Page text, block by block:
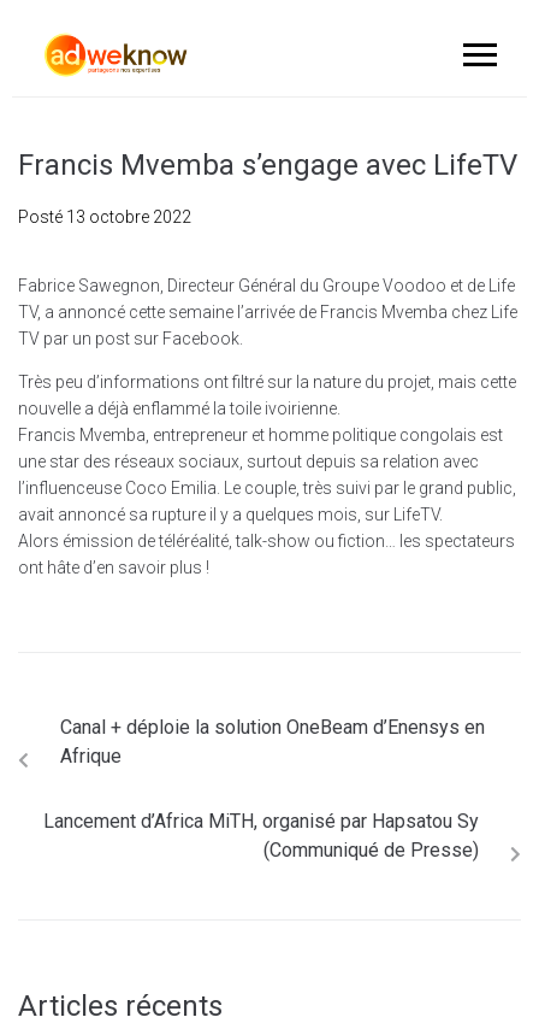
Francis Mvemba s’engage avec LifeTV
Posté 13 octobre 2022
Fabrice Sawegnon, Directeur Général du Groupe Voodoo et de Life
TV, a annoncé cette semaine l’arrivée de Francis Mvemba chez Life
TV par un post sur Facebook.
Très peu d’informations ont filtré sur la nature du projet, mais cette
nouvelle a déjà enflammé la toile ivoirienne.
Francis Mvemba, entrepreneur et homme politique congolais est
une star des réseaux sociaux, surtout depuis sa relation avec
l’influenceuse Coco Emilia. Le couple, très suivi par le grand public,
avait annoncé sa rupture il y a quelques mois, sur LifeTV.
Alors émission de téléréalité, talk-show ou fiction… les spectateurs
ont hâte d’en savoir plus !
Canal + déploie la solution OneBeam d’Enensys en
Afrique
Lancement d’Africa MiTH, organisé par Hapsatou Sy
(Communiqué de Presse)
Articles récents